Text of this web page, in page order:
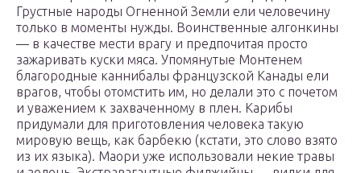
Грустные народы Огненной Земли ели человечину
только в моменты нужды. Воинственные алгонкины
— в качестве мести врагу и предпочитая просто
зажаривать куски мяса. Упомянутые Монтенем
благородные каннибалы французской Канады ели
врагов, чтобы отомстить им, но делали это с почетом
и уважением к захваченному в плен. Карибы
придумали для приготовления человека такую
мировую вещь, как барбекю (кстати, это слово взято
из их языка). Маори уже использовали некие травы